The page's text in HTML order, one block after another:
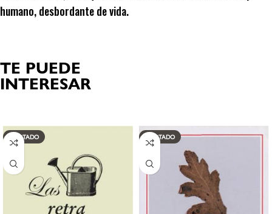
humano, desbordante de vida.
TE PUEDE
INTERESAR
AGOTADO AGOTADO